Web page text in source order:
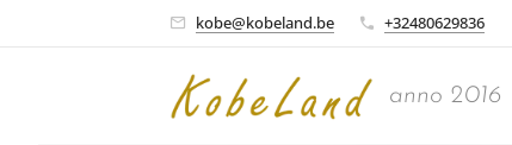
kobe@kobeland.be +32480629836
anno 2016